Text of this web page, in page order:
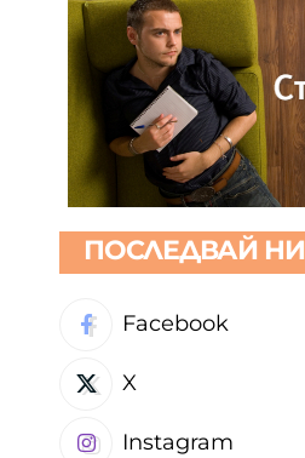
ПОСЛЕДВАЙ НИ
Facebook
X
Instagram